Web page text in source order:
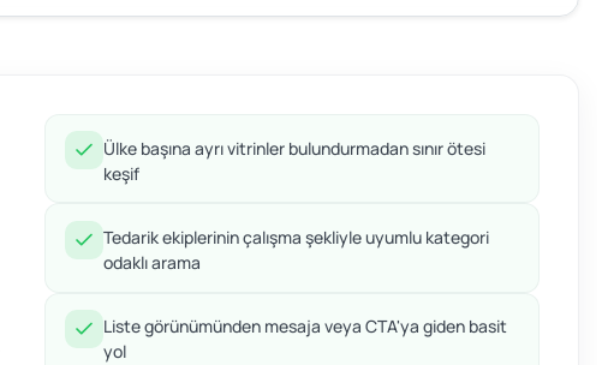
Ülke başına ayrı vitrinler bulundurmadan sınır ötesi
keşif
Tedarik ekiplerinin çalışma şekliyle uyumlu kategori
odaklı arama
Liste görünümünden mesaja veya CTA'ya giden basit
yol